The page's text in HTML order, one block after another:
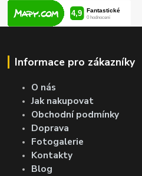
Informace pro zákazníky
O nás
Jak nakupovat
Obchodní podmínky
Doprava
Fotogalerie
Kontakty
Blog